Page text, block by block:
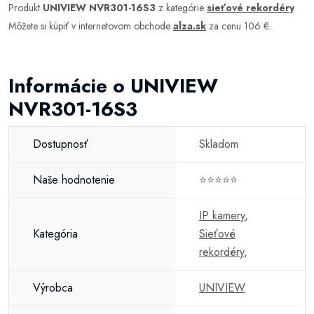
Produkt UNIVIEW NVR301-16S3 z kategórie sieťové rekordéry
Môžete si kúpiť v internetovom obchode alza.sk za cenu 106 €.
Informácie o UNIVIEW
NVR301-16S3
Dostupnosť Skladom
Naše hodnotenie ⭐⭐⭐⭐⭐
Kategória
IP kamery,
Sieťové
rekordéry,
Výrobca UNIVIEW